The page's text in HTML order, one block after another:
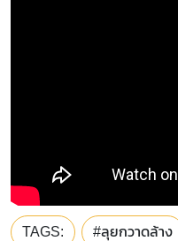
TAGS: #ลุยกวาดล้าง